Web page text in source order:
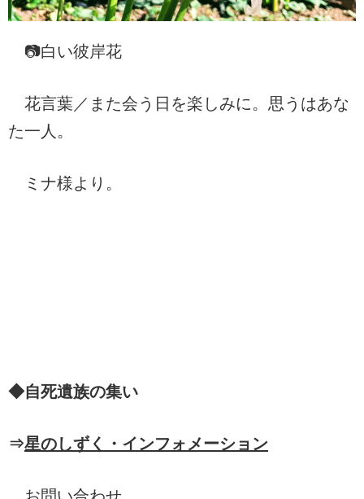
📷白い彼岸花
花言葉／また会う日を楽しみに。思うはあな
た一人。
ミナ様より。
◆自死遺族の集い
⇒星のしずく・インフォメーション